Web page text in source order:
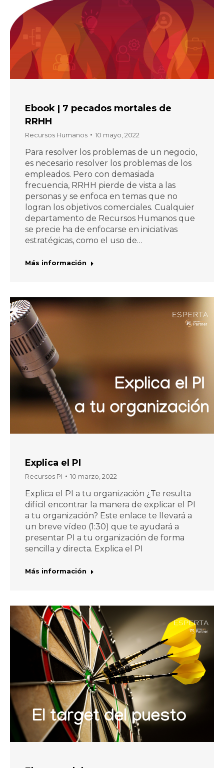
Ebook | 7 pecados mortales de
RRHH
Recursos Humanos 10 mayo, 2022
Para resolver los problemas de un negocio,
es necesario resolver los problemas de los
empleados. Pero con demasiada
frecuencia, RRHH pierde de vista a las
personas y se enfoca en temas que no
logran los objetivos comerciales. Cualquier
departamento de Recursos Humanos que
se precie ha de enfocarse en iniciativas
estratégicas, como el uso de…
Más información
Explica el PI
Recursos PI 10 marzo, 2022
Explica el PI a tu organización ¿Te resulta
difícil encontrar la manera de explicar el PI
a tu organización? Este enlace te llevará a
un breve vídeo (1:30) que te ayudará a
presentar PI a tu organización de forma
sencilla y directa. Explica el PI
Más información